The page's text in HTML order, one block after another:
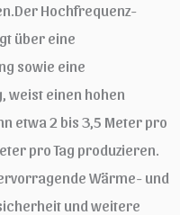
Hochfrequenz-
über eine
sowie eine
weist einen hohen
etwa 2 bis 3,5 Meter pro
pro Tag produzieren.
Wärme- und
und weitere